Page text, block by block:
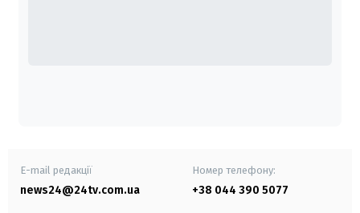
E-mail редакції
news24@24tv.com.ua
Номер телефону:
+38 044 390 5077